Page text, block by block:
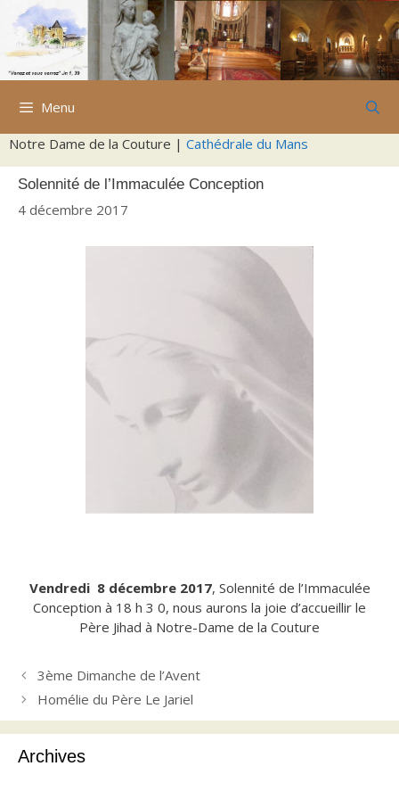
Aller
contenu
Menu
Notre Dame de la Couture | Cathédrale du Mans
Solennité de l’Immaculée Conception
4 décembre 2017
Vendredi 8 décembre 2017, Solennité de l’Immaculée
Conception à 18 h 3 0, nous aurons la joie d’accueillir le
Père Jihad à Notre-Dame de la Couture
3ème Dimanche de l’Avent
Homélie du Père Le Jariel
Archives